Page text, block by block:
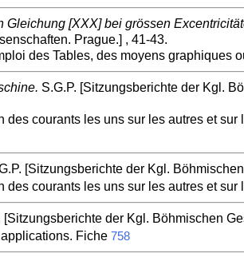
[XXX] bei grössen
Prague.] , 41-43.
des Tables, des moyens graphiques
S.G.P. [Sitzungsberichte der Kgl.
des courants les uns sur les autres et
[Sitzungsberichte der Kgl.
des courants les uns sur les autres et
[Sitzungsberichte der Kgl. Böhmischen
Fiche 758